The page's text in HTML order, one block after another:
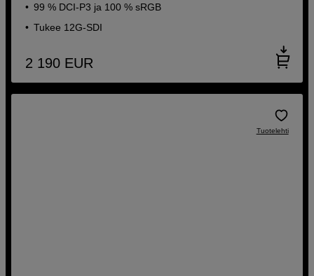
99 % DCI-P3 ja 100 % sRGB
Tukee 12G-SDI
2 190 EUR
Tuotelehti